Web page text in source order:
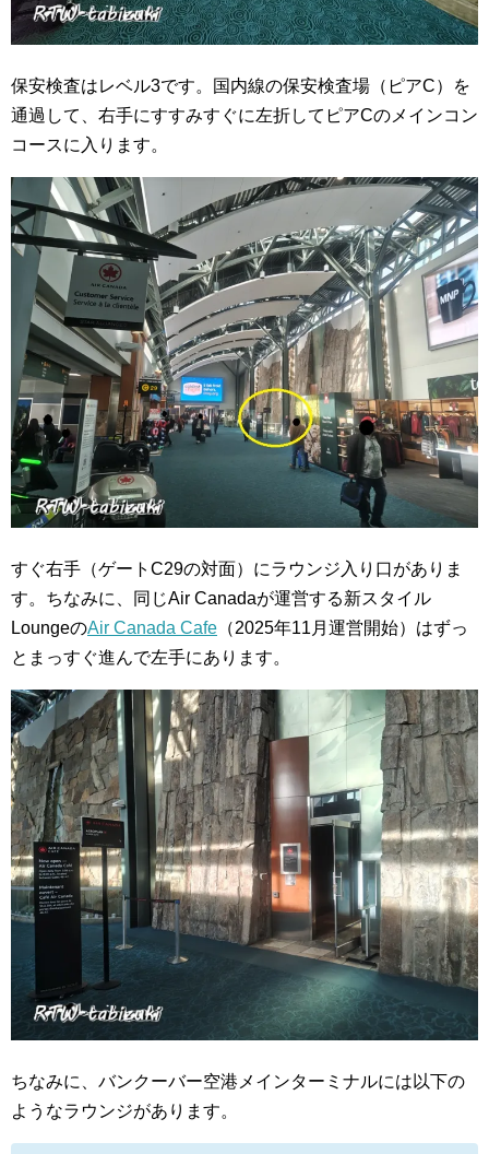
保安検査はレベル3です。国内線の保安検査場（ピアC）を
通過して、右手にすすみすぐに左折してピアCのメインコン
コースに入ります。
すぐ右手（ゲートC29の対面）にラウンジ入り口がありま
す。ちなみに、同じAir Canadaが運営する新スタイル
LoungeのAir Canada Cafe （2025年11月運営開始）はずっ
とまっすぐ進んで左手にあります。
ちなみに、 バンクーバー空港メインターミナルには以下の
ようなラウンジがあります。